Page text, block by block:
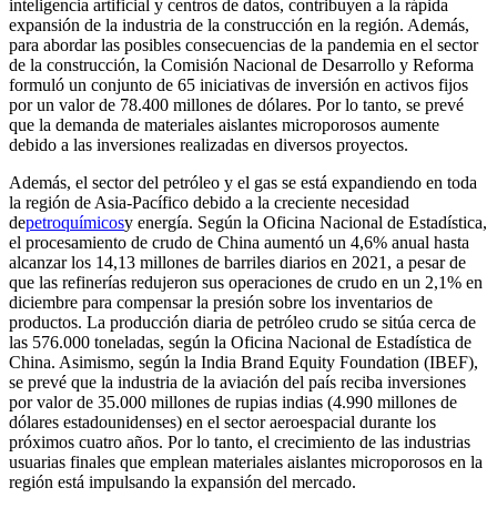
inteligencia artificial y centros de datos, contribuyen a la rápida
expansión de la industria de la construcción en la región. Además,
para abordar las posibles consecuencias de la pandemia en el sector
de la construcción, la Comisión Nacional de Desarrollo y Reforma
formuló un conjunto de 65 iniciativas de inversión en activos fijos
por un valor de 78.400 millones de dólares. Por lo tanto, se prevé
que la demanda de materiales aislantes microporosos aumente
debido a las inversiones realizadas en diversos proyectos.
Además, el sector del petróleo y el gas se está expandiendo en toda
la región de Asia-Pacífico debido a la creciente necesidad
depetroquímicosy energía. Según la Oficina Nacional de Estadística,
el procesamiento de crudo de China aumentó un 4,6% anual hasta
alcanzar los 14,13 millones de barriles diarios en 2021, a pesar de
que las refinerías redujeron sus operaciones de crudo en un 2,1% en
diciembre para compensar la presión sobre los inventarios de
productos. La producción diaria de petróleo crudo se sitúa cerca de
las 576.000 toneladas, según la Oficina Nacional de Estadística de
China. Asimismo, según la India Brand Equity Foundation (IBEF),
se prevé que la industria de la aviación del país reciba inversiones
por valor de 35.000 millones de rupias indias (4.990 millones de
dólares estadounidenses) en el sector aeroespacial durante los
próximos cuatro años. Por lo tanto, el crecimiento de las industrias
usuarias finales que emplean materiales aislantes microporosos en la
región está impulsando la expansión del mercado.